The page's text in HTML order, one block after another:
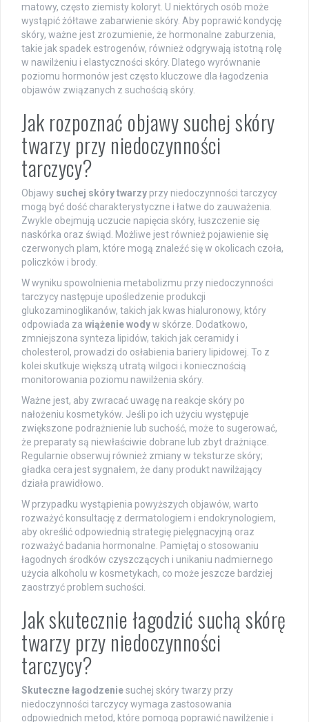
matowy, często ziemisty koloryt. U niektórych osób może
wystąpić żółtawe zabarwienie skóry. Aby poprawić kondycję
skóry, ważne jest zrozumienie, że hormonalne zaburzenia,
takie jak spadek estrogenów, również odgrywają istotną rolę
w nawilżeniu i elastyczności skóry. Dlatego wyrównanie
poziomu hormonów jest często kluczowe dla łagodzenia
objawów związanych z suchością skóry.
Jak rozpoznać objawy suchej skóry
twarzy przy niedoczynności
tarczycy?
Objawy suchej skóry twarzy przy niedoczynności tarczycy
mogą być dość charakterystyczne i łatwe do zauważenia.
Zwykle obejmują uczucie napięcia skóry, łuszczenie się
naskórka oraz świąd. Możliwe jest również pojawienie się
czerwonych plam, które mogą znaleźć się w okolicach czoła,
policzków i brody.
W wyniku spowolnienia metabolizmu przy niedoczynności
tarczycy następuje upośledzenie produkcji
glukozaminoglikanów, takich jak kwas hialuronowy, który
odpowiada za wiążenie wodyw skórze. Dodatkowo,
zmniejszona synteza lipidów, takich jak ceramidy i
cholesterol, prowadzi do osłabienia bariery lipidowej. To z
kolei skutkuje większą utratą wilgoci i koniecznością
monitorowania poziomu nawilżenia skóry.
Ważne jest, aby zwracać uwagę na reakcje skóry po
nałożeniu kosmetyków. Jeśli po ich użyciu występuje
zwiększone podrażnienie lub suchość, może to sugerować,
że preparaty są niewłaściwie dobrane lub zbyt drażniące.
Regularnie obserwuj również zmiany w teksturze skóry;
gładka cera jest sygnałem, że dany produkt nawilżający
działa prawidłowo.
W przypadku wystąpienia powyższych objawów, warto
rozważyć konsultację z dermatologiem i endokrynologiem,
aby określić odpowiednią strategię pielęgnacyjną oraz
rozważyć badania hormonalne. Pamiętaj o stosowaniu
łagodnych środków czyszczących i unikaniu nadmiernego
użycia alkoholu w kosmetykach, co może jeszcze bardziej
zaostrzyć problem suchości.
Jak skutecznie łagodzić suchą skórę
twarzy przy niedoczynności
tarczycy?
Skuteczne łagodzeniesuchej skóry twarzy przy
niedoczynności tarczycy wymaga zastosowania
odpowiednich metod, które pomogą poprawić nawilżenie i